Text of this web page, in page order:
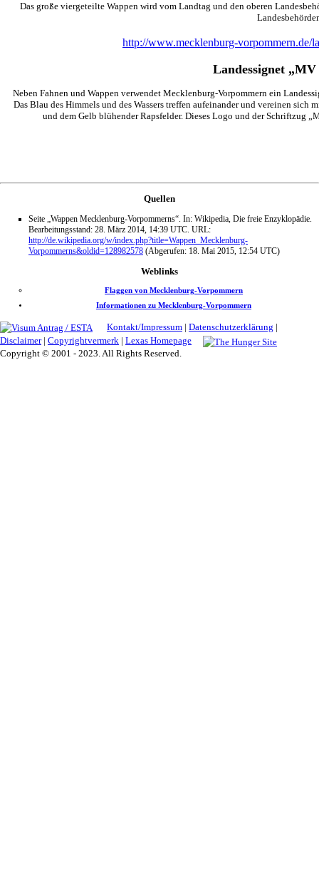
Das große viergeteilte Wappen wird vom Landtag und den oberen
http://www.mecklenburg-vorpommern.de/
Landessignet
Neben Fahnen und Wappen verwendet Mecklenburg-Vorpommern ein
Das Blau des Himmels und des Wassers treffen aufeinander und vereinen sich
und dem Gelb blühender Rapsfelder. Dieses Logo und der Schriftzug
Quellen
Seite „Wappen Mecklenburg-Vorpommerns“. In: Wikipedia, Die freie Enzyklopädie.
Bearbeitungsstand: 28. März 2014, 14:39 UTC. URL:
http://de.wikipedia.org/w/index.php?title=Wappen_Mecklenburg-
Vorpommerns&oldid=128982578 (Abgerufen: 18. Mai 2015, 12:54 UTC)
Weblinks
Flaggen von Mecklenburg-Vorpommern
Informationen zu Mecklenburg-Vorpommern
Kontakt/Impressum | Datenschutzerklärung |
Disclaimer| Copyrightvermerk | Lexas Homepage
Copyright © 2001 - 2023. All Rights Reserved.